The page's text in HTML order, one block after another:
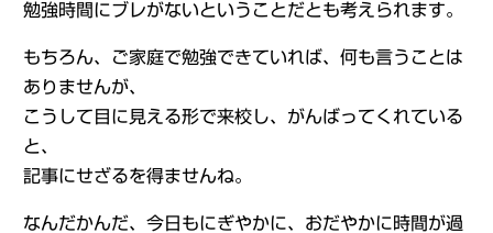
勉強時間にブレがないということだとも考えられます。
もちろん、ご家庭で勉強できていれば、何も言うことは
ありませんが、
こうして目に見える形で来校し、がんばってくれている
と、
記事にせざるを得ませんね。
なんだかんだ、今日もにぎやかに、おだやかに時間が過